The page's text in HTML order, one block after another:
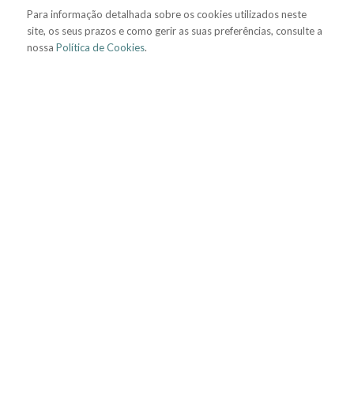
Para informação detalhada sobre os cookies utilizados neste
site, os seus prazos e como gerir as suas preferências, consulte a
nossa Política de Cookies.